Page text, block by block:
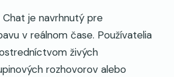
Chat je navrhnutý pre
v reálnom čase. Používatelia
živých
rozhovorov alebo